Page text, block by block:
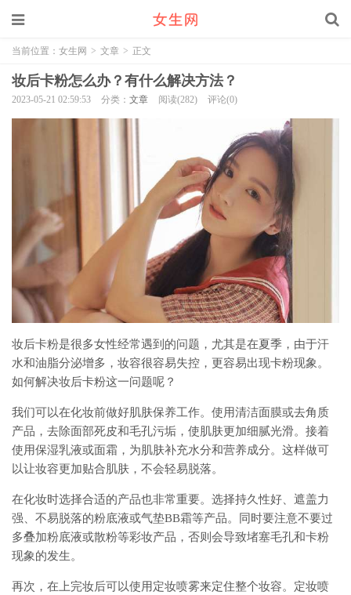
当前位置： 女生网 > 文章 > 正文
妆后卡粉怎么办？有什么解决方法？
2023-05-21 02:59:53 分类： 文章 阅读(282) 评论(0)
妆后卡粉是很多女性经常遇到的问题，尤其是在夏季，由于汗
水和油脂分泌增多，妆容很容易失控，更容易出现卡粉现象。
如何解决妆后卡粉这一问题呢？
我们可以在化妆前做好肌肤保养工作。使用清洁面膜或去角质
产品，去除面部死皮和毛孔污垢，使肌肤更加细腻光滑。接着
使用保湿乳液或面霜，为肌肤补充水分和营养成分。这样做可
以让妆容更加贴合肌肤，不会轻易脱落。
在化妆时选择合适的产品也非常重要。选择持久性好、遮盖力
强、不易脱落的粉底液或气垫BB霜等产品。同时要注意不要过
多叠加粉底液或散粉等彩妆产品，否则会导致堵塞毛孔和卡粉
现象的发生。
再次，在上完妆后可以使用定妆喷雾来定住整个妆容。定妆喷